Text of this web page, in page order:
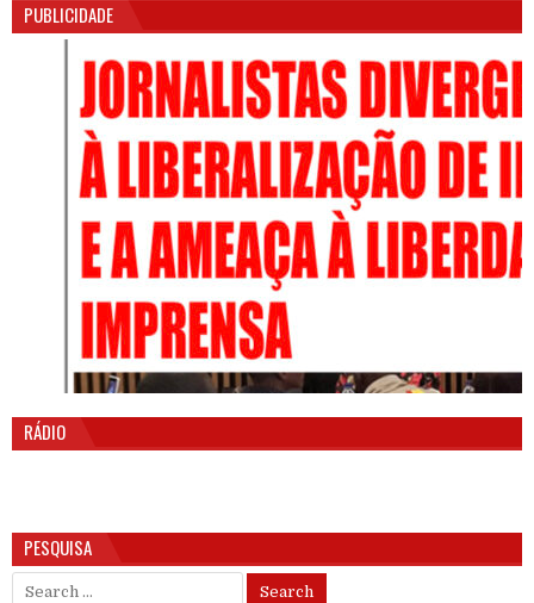
PUBLICIDADE
RÁDIO
PESQUISA
Search for: